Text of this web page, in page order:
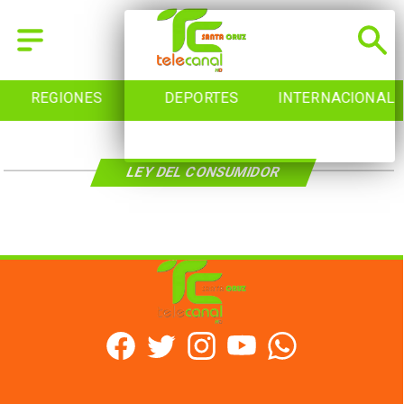
REGIONES DEPORTES INTERNACIONAL
LEY DEL CONSUMIDOR